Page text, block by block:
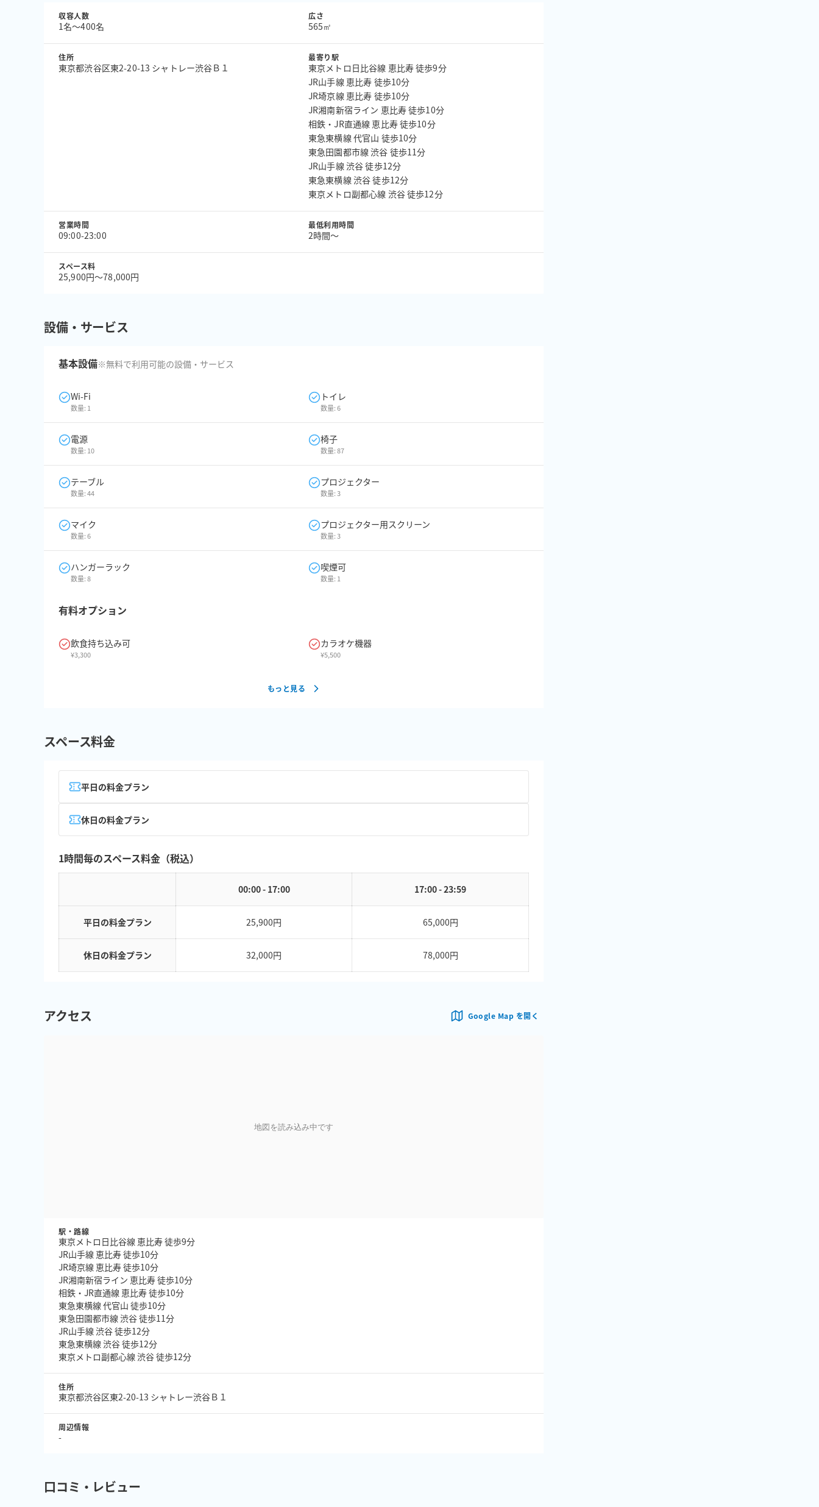
収容人数
1名〜400名
広さ
565㎡
住所
東京都渋谷区東2-20-13 シャトレー渋谷Ｂ１
最寄り駅
東京メトロ日比谷線 恵比寿 徒歩9分
JR山手線 恵比寿 徒歩10分
JR埼京線 恵比寿 徒歩10分
JR湘南新宿ライン 恵比寿 徒歩10分
相鉄・JR直通線 恵比寿 徒歩10分
東急東横線 代官山 徒歩10分
東急田園都市線 渋谷 徒歩11分
JR山手線 渋谷 徒歩12分
東急東横線 渋谷 徒歩12分
東京メトロ副都心線 渋谷 徒歩12分
営業時間
09:00-23:00
最低利用時間
2時間〜
スペース料
25,900円〜78,000円
設備・サービス
基本設備※無料で利用可能の設備・サービス
Wi-Fi
数量: 1
トイレ
数量:6
電源
数量: 10
椅子
数量:87
テーブル
数量:44
プロジェクター
数量:3
マイク
数量:6
プロジェクター用スクリーン
数量:3
ハンガーラック
数量:8
喫煙可
数量: 1
有料オプション
飲食持ち込み可
¥3,300
カラオケ機器
¥5,500
もっと見る
スペース料金
平日の料金プラン
休日の料金プラン
1時間毎のスペース料金（税込）
00:00 - 17:00 17:00 - 23:59
平日の料金プラン 25,900円 65,000円
休日の料金プラン 32,000円 78,000円
アクセス Google Map を開く
地図を読み込み中です
駅・路線
東京メトロ日比谷線 恵比寿 徒歩9分
JR山手線 恵比寿 徒歩10分
JR埼京線 恵比寿 徒歩10分
JR湘南新宿ライン 恵比寿 徒歩10分
相鉄・JR直通線 恵比寿 徒歩10分
東急東横線 代官山 徒歩10分
東急田園都市線 渋谷 徒歩11分
JR山手線 渋谷 徒歩12分
東急東横線 渋谷 徒歩12分
東京メトロ副都心線 渋谷 徒歩12分
住所
東京都渋谷区東2-20-13 シャトレー渋谷Ｂ１
周辺情報
-
口コミ・レビュー